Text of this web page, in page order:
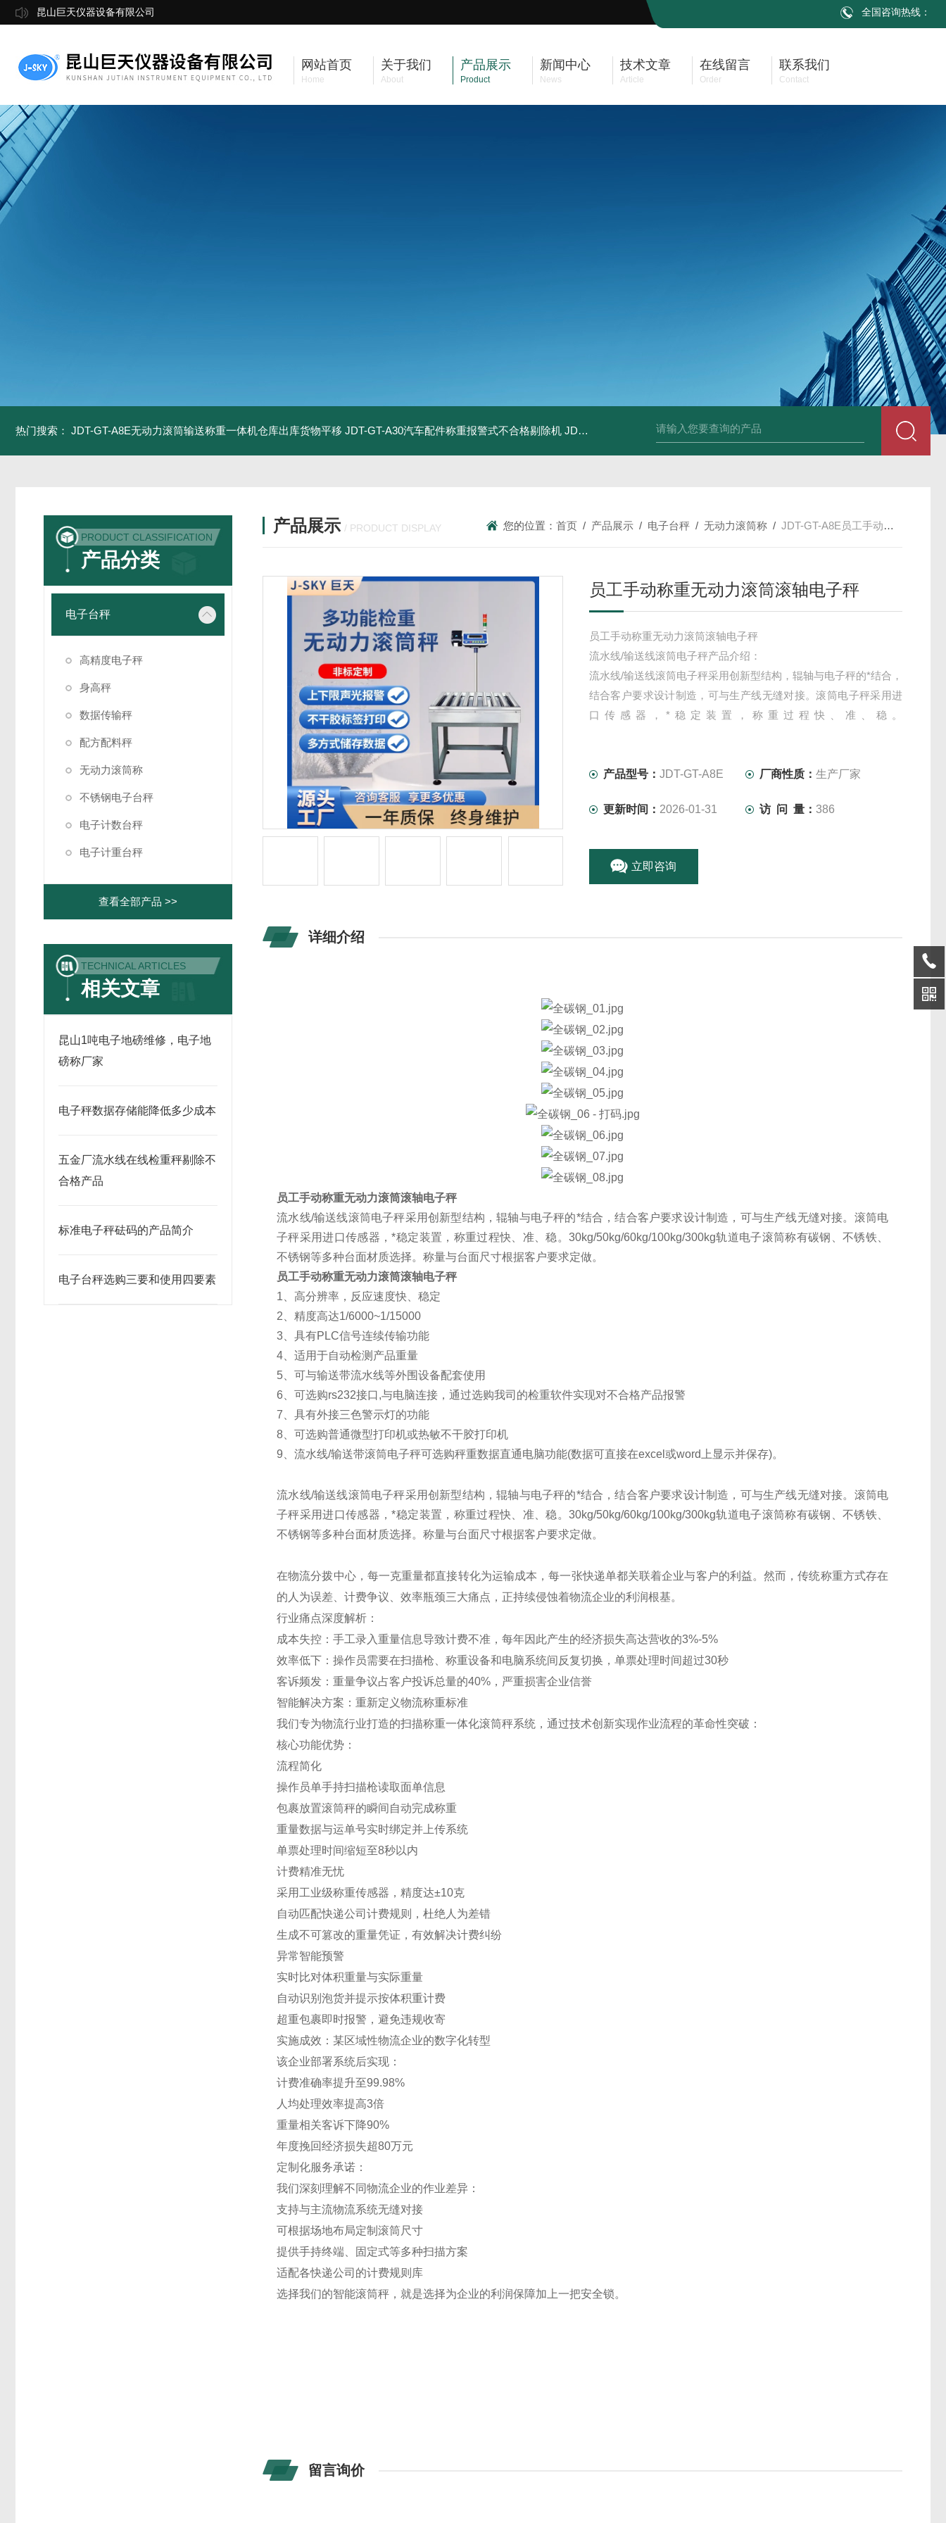
昆山巨天仪器设备有限公司 全国咨询热线：
网站首页
Home
关于我们
About
产品展示
Product
新闻中心
News
技术文章
Article
在线留言
Order
联系我们
Contact
热门搜索： JDT-GT-A8E无动力滚筒输送称重一体机仓库出库货物平移 JDT-GT-A30汽车配件称重报警式不合格剔除机 JDT-GT-A8E儿童玩具包装合规检测秤漏装配件报警滚筒称 JDT-WN-Q20S食品
PRODUCT CLASSIFICATION
产品分类
电子台秤
高精度电子秤
身高秤
数据传输秤
配方配料秤
无动力滚筒称
不锈钢电子台秤
电子计数台秤
电子计重台秤
查看全部产品 >>
TECHNICAL ARTICLES
相关文章
昆山1吨电子地磅维修，电子地
磅称厂家
电子秤数据存储能降低多少成本
五金厂流水线在线检重秤剔除不
合格产品
标准电子秤砝码的产品简介
电子台秤选购三要和使用四要素
产品展示 / PRODUCT DISPLAY 您的位置：首页 / 产品展示 / 电子台秤 /无动力滚筒称 /JDT-GT-A8E员工手动称重无动力滚筒滚轴电子秤
员工手动称重无动力滚筒滚轴电子秤
员工手动称重无动力滚筒滚轴电子秤
流水线/输送线滚筒电子秤产品介绍：
流水线/输送线滚筒电子秤采用创新型结构，辊轴与电子秤的*结合，
结合客户要求设计制造，可与生产线无缝对接。滚筒电子秤采用进
口传感器，*稳定装置，称重过程快、准、稳。
产品型号： JDT-GT-A8E 厂商性质：生产厂家
更新时间： 2026-01-31 访 问 量：386
立即咨询
详细介绍
员工手动称重无动力滚筒滚轴电子秤
流水线/输送线滚筒电子秤采用创新型结构，辊轴与电子秤的*结合，结合客户要求设计制造，可与生产线无缝对接。滚筒电
子秤采用进口传感器，*稳定装置，称重过程快、准、稳。30kg/50kg/60kg/100kg/300kg轨道电子滚筒称有碳钢、不锈铁、
不锈钢等多种台面材质选择。称量与台面尺寸根据客户要求定做。
员工手动称重无动力滚筒滚轴电子秤
1、高分辨率，反应速度快、稳定
2、精度高达1/6000~1/15000
3、具有PLC信号连续传输功能
4、适用于自动检测产品重量
5、可与输送带流水线等外围设备配套使用
6、可选购rs232接口,与电脑连接，通过选购我司的检重软件实现对不合格产品报警
7、具有外接三色警示灯的功能
8、可选购普通微型打印机或热敏不干胶打印机
9、流水线/输送带滚筒电子秤可选购秤重数据直通电脑功能(数据可直接在excel或word上显示并保存)。
流水线/输送线滚筒电子秤采用创新型结构，辊轴与电子秤的*结合，结合客户要求设计制造，可与生产线无缝对接。滚筒电
子秤采用进口传感器，*稳定装置，称重过程快、准、稳。30kg/50kg/60kg/100kg/300kg轨道电子滚筒称有碳钢、不锈铁、
不锈钢等多种台面材质选择。称量与台面尺寸根据客户要求定做。
在物流分拨中心，每一克重量都直接转化为运输成本，每一张快递单都关联着企业与客户的利益。然而，传统称重方式存在
的人为误差、计费争议、效率瓶颈三大痛点，正持续侵蚀着物流企业的利润根基。
行业痛点深度解析：
成本失控：手工录入重量信息导致计费不准，每年因此产生的经济损失高达营收的3%-5%
效率低下：操作员需要在扫描枪、称重设备和电脑系统间反复切换，单票处理时间超过30秒
客诉频发：重量争议占客户投诉总量的40%，严重损害企业信誉
智能解决方案：重新定义物流称重标准
我们专为物流行业打造的扫描称重一体化滚筒秤系统，通过技术创新实现作业流程的革命性突破：
核心功能优势：
流程简化
操作员单手持扫描枪读取面单信息
包裹放置滚筒秤的瞬间自动完成称重
重量数据与运单号实时绑定并上传系统
单票处理时间缩短至8秒以内
计费精准无忧
采用工业级称重传感器，精度达±10克
自动匹配快递公司计费规则，杜绝人为差错
生成不可篡改的重量凭证，有效解决计费纠纷
异常智能预警
实时比对体积重量与实际重量
自动识别泡货并提示按体积重计费
超重包裹即时报警，避免违规收寄
实施成效：某区域性物流企业的数字化转型
该企业部署系统后实现：
计费准确率提升至99.98%
人均处理效率提高3倍
重量相关客诉下降90%
年度挽回经济损失超80万元
定制化服务承诺：
我们深刻理解不同物流企业的作业差异：
支持与主流物流系统无缝对接
可根据场地布局定制滚筒尺寸
提供手持终端、固定式等多种扫描方案
适配各快递公司的计费规则库
选择我们的智能滚筒秤，就是选择为企业的利润保障加上一把安全锁。
留言询价